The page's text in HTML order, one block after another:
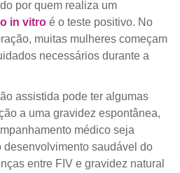
por quem realiza um
in vitroé o teste positivo. No
muitas mulheres começam
necessários durante a
assistida pode ter algumas
a uma gravidez espontânea,
médico seja
saudável do
entre FIV e gravidez natural